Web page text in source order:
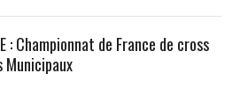
: Championnat de France de cross